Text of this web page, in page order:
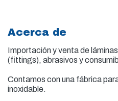
Acerca de
Importación y venta de
(fittings), abrasivos y
Contamos con una fábrica
inoxidable.